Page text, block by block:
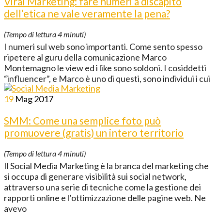
dell’etica ne vale veramente la pena?
(Tempo di lettura4minuti)
I numeri sul web sono importanti. Come sento spesso
ripetere al guru della comunicazione Marco
Montemagno le view ed i like sono soldoni. I cosiddetti
“influencer”, e Marco è uno di questi, sono individui i cui
19 Mag2017
SMM: Come una semplice foto può
promuovere (gratis) un intero territorio
(Tempo di lettura4minuti)
Il Social Media Marketing è la branca del marketing che
si occupa di generare visibilità sui social network,
attraverso una serie di tecniche come la gestione dei
rapporti online e l’ottimizzazione delle pagine web. Ne
avevo